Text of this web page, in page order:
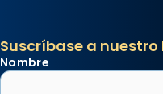
Suscríbase a
Nombre